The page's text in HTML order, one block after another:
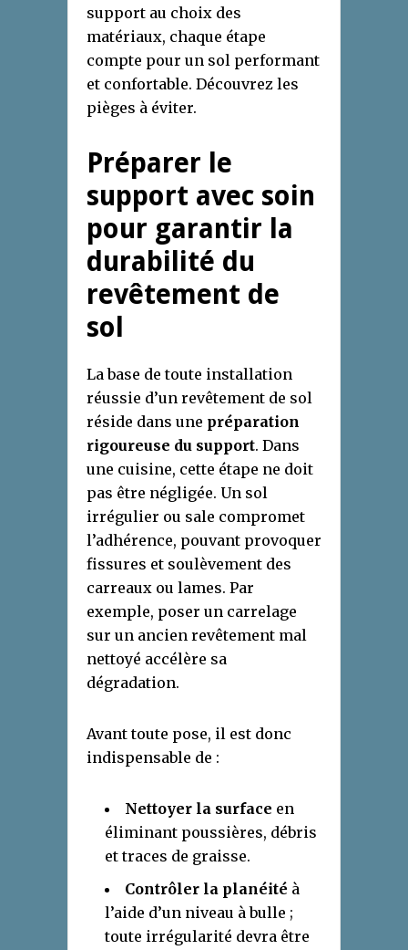
support au choix des
matériaux, chaque étape
compte pour un sol performant
et confortable. Découvrez les
pièges à éviter.
Préparer le
support avec soin
pour garantir la
durabilité du
revêtement de
sol
La base de toute installation
réussie d’un revêtement de sol
réside dans une préparation
rigoureuse du support. Dans
une cuisine, cette étape ne doit
pas être négligée. Un sol
irrégulier ou sale compromet
l’adhérence, pouvant provoquer
fissures et soulèvement des
carreaux ou lames. Par
exemple, poser un carrelage
sur un ancien revêtement mal
nettoyé accélère sa
dégradation.
Avant toute pose, il est donc
indispensable de :
Nettoyer la surface en
éliminant poussières, débris
et traces de graisse.
Contrôler la planéité à
l’aide d’un niveau à bulle ;
toute irrégularité devra être